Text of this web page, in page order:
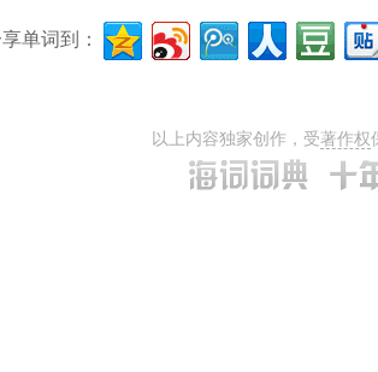
单词到：
以上内容独家创作，受著作权